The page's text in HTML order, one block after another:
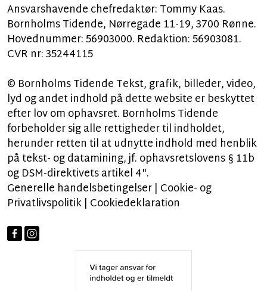
Ansvarshavende chefredaktør: Tommy Kaas.
Bornholms Tidende, Nørregade 11-19, 3700 Rønne.
Hovednummer: 56903000. Redaktion: 56903081.
CVR nr: 35244115
© Bornholms Tidende Tekst, grafik, billeder, video,
lyd og andet indhold på dette website er beskyttet
efter lov om ophavsret. Bornholms Tidende
forbeholder sig alle rettigheder til indholdet,
herunder retten til at udnytte indhold med henblik
på tekst- og datamining, jf. ophavsretslovens § 11b
og DSM-direktivets artikel 4".
Generelle handelsbetingelser| Cookie- og
Privatlivspolitik| Cookiedeklaration